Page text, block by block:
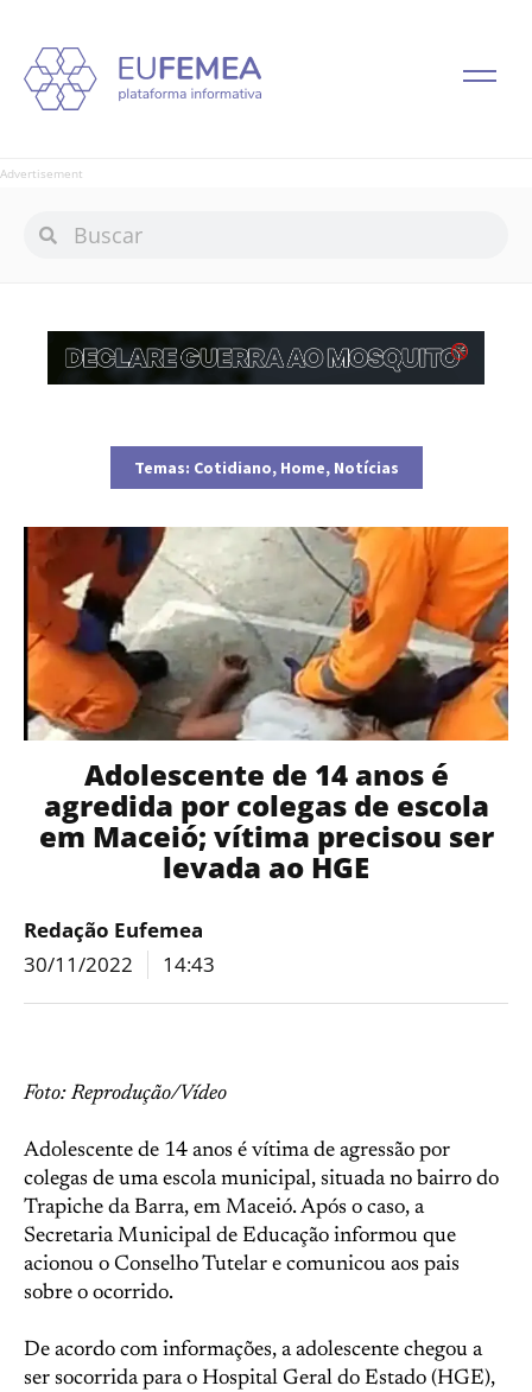
Advertisement
Temas: Cotidiano, Home, Notícias
Adolescente de 14 anos é
agredida por colegas de escola
em Maceió; vítima precisou ser
levada ao HGE
Redação Eufemea
30/11/2022
14:43
Foto: Reprodução/Vídeo
Adolescente de 14 anos é vítima de agressão por
colegas de uma escola municipal, situada no bairro do
Trapiche da Barra, em Maceió. Após o caso, a
Secretaria Municipal de Educação informou que
acionou o Conselho Tutelar e comunicou aos pais
sobre o ocorrido.
De acordo com informações, a adolescente chegou a
ser socorrida para o Hospital Geral do Estado (HGE),